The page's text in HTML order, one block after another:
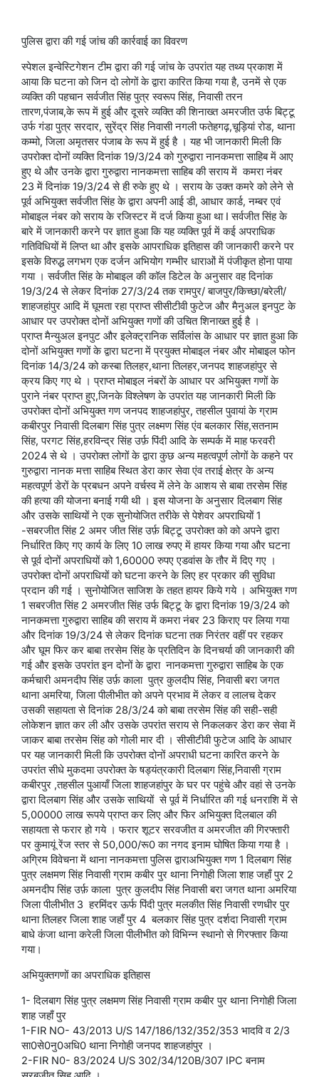
पुलिस द्वारा की गई जांच की कार्रवाई का विवरण
स्पेशल इन्वेस्टिगेशन टीम द्वारा की गई जांच के उपरांत यह तथ्य प्रकाश में
आया कि घटना को जिन दो लोगों के द्वारा कारित किया गया है, उनमें से एक
व्यक्ति की पहचान सर्वजीत सिंह पुत्र स्वरूप सिंह, निवासी तरन
तारण,पंजाब,के रूप में हुई और दूसरे व्यक्ति की शिनाख्त अमरजीत उर्फ बिट्टू
उर्फ गंडा पुत्र सरदार, सुरेंद्र सिंह निवासी नगली फतेहगढ़,चूड़ियां रोड, थाना
कम्मो, जिला अमृतसर पंजाब के रूप में हुई है । यह भी जानकारी मिली कि
उपरोक्त दोनों व्यक्ति दिनांक 19/3/24 को गुरुद्वारा नानकमत्ता साहिब में आए
हुए थे और उनके द्वारा गुरुद्वारा नानकमत्ता साहिब की सराय में कमरा नंबर
23 में दिनांक 19/3/24 से ही रुके हुए थे । सराय के उक्त कमरे को लेने से
पूर्व अभियुक्त सर्वजीत सिंह के द्वारा अपनी आई डी, आधार कार्ड, नम्बर एवं
मोबाइल नंबर को सराय के रजिस्टर में दर्ज किया हुआ था I सर्वजीत सिंह के
बारे में जानकारी करने पर ज्ञात हुआ कि यह व्यक्ति पूर्व में कई अपराधिक
गतिविधियों में लिप्त था और इसके आपराधिक इतिहास की जानकारी करने पर
इसके विरुद्ध लगभग एक दर्जन अभियोग गम्भीर धाराओं में पंजीकृत होना पाया
गया । सर्वजीत सिंह के मोबाइल की कॉल डिटेल के अनुसार वह दिनांक
19/3/24 से लेकर दिनांक 27/3/24 तक रामपुर/ बाजपुर/किच्छा/बरेली/
शाहजहांपुर आदि में घूमता रहा प्राप्त सीसीटीवी फुटेज और मैनुअल इनपुट के
आधार पर उपरोक्त दोनों अभियुक्त गणों की उचित शिनाख्त हुई है ।
प्राप्त मैन्युअल इनपुट और इलेक्ट्रानिक सर्विलांस के आधार पर ज्ञात हुआ कि
दोनों अभियुक्त गणों के द्वारा घटना में प्रयुक्त मोबाइल नंबर और मोबाइल फोन
दिनांक 14/3/24 को कस्बा तिलहर,थाना तिलहर,जनपद शाहजहांपुर से
क्रय किए गए थे । प्राप्त मोबाइल नंबरों के आधार पर अभियुक्त गणों के
पुराने नंबर प्राप्त हुए,जिनके विश्लेषण के उपरांत यह जानकारी मिली कि
उपरोक्त दोनों अभियुक्त गण जनपद शाहजहांपुर, तहसील पुवायां के ग्राम
कबीरपुर निवासी दिलबाग सिंह पुत्र लक्ष्मण सिंह एंव बलकार सिंह,सतनाम
सिंह, परगट सिंह,हरविन्द्र सिंह उर्फ़ पिंदी आदि के सम्पर्क में माह फरवरी
2024 से थे । उपरोक्त लोगों के द्वारा कुछ अन्य महत्वपूर्ण लोगों के कहने पर
गुरुद्वारा नानक मत्ता साहिब स्थित डेरा कार सेवा एंव तराई क्षेत्र के अन्य
महत्वपूर्ण डेरों के प्रबधन अपने वर्चस्व में लेने के आशय से बाबा तरसेम सिंह
की हत्या की योजना बनाई गयी थी । इस योजना के अनुसार दिलबाग सिंह
और उसके साथियों ने एक सुनोयोजित तरीके से पेशेवर अपराधियों 1
-सबरजीत सिंह 2 अमर जीत सिंह उर्फ़ बिट्टू उपरोक्त को को अपने द्वारा
निर्धारित किए गए कार्य के लिए 10 लाख रुपए में हायर किया गया और घटना
से पूर्व दोनों अपराधियों को 1,60000 रुपए एडवांस के तौर में दिए गए ।
उपरोक्त दोनों अपराधियों को घटना करने के लिए हर प्रकार की सुविधा
प्रदान की गई । सुनोयोजित साजिश के तहत हायर किये गये । अभियुक्त गण
1 सबरजीत सिंह 2 अमरजीत सिंह उर्फ बिट्टू के द्वारा दिनांक 19/3/24 को
नानकमत्ता गुरुद्वारा साहिब की सराय में कमरा नंबर 23 किराए पर लिया गया
और दिनांक 19/3/24 से लेकर दिनांक घटना तक निरंतर वहीं पर रहकर
और घूम फिर कर बाबा तरसेम सिंह के प्रतिदिन के दिनचर्या की जानकारी की
गई और इसके उपरांत इन दोनों के द्वारा नानकमत्ता गुरुद्वारा साहिब के एक
कर्मचारी अमनदीप सिंह उर्फ़ काला पुत्र कुलदीप सिंह, निवासी बरा जगत
थाना अमरिया, जिला पीलीभीत को अपने प्रभाव में लेकर व लालच देकर
उसकी सहायता से दिनांक 28/3/24 को बाबा तरसेम सिंह की सही-सही
लोकेशन ज्ञात कर ली और उसके उपरांत सराय से निकलकर डेरा कर सेवा में
जाकर बाबा तरसेम सिंह को गोली मार दी । सीसीटीवी फुटेज आदि के आधार
पर यह जानकारी मिली कि उपरोक्त दोनों अपराधी घटना कारित करने के
उपरांत सीधे मुकदमा उपरोक्त के षड्यंत्रकारी दिलबाग सिंह,निवासी ग्राम
कबीरपुर ,तहसील पुआयाँ जिला शाहजहांपुर के घर पर पहुंचे और वहां से उनके
द्वारा दिलबाग सिंह और उसके साथियों से पूर्व में निर्धारित की गई धनराशि में से
5,00000 लाख रूपये प्राप्त कर लिए और फिर अभियुक्त दिलबाल की
सहायता से फरार हो गये । फरार शूटर सरवजीत व अमरजीत की गिरफ्तारी
पर कुमायूं रेंज स्तर से 50,000/रू0 का नगद इनाम घोषित किया गया है ।
अग्रिम विवेचना में थाना नानकमत्ता पुलिस द्वाराअभियुक्त गण 1 दिलबाग सिंह
पुत्र लक्षमण सिंह निवासी ग्राम कबीर पुर थाना निगोही जिला शाह जहाँ पुर 2
अमनदीप सिंह उर्फ़ काला पुत्र कुलदीप सिंह निवासी बरा जगत थाना अमरिया
जिला पीलीभीत 3 हरमिंदर ऊर्फ पिंदी पुत्र मलकीत सिंह निवासी रणधीर पुर
थाना तिलहर जिला शाह जहाँ पुर 4 बलकार सिंह पुत्र दर्शदा निवासी ग्राम
बाधे कंजा थाना करेली जिला पीलीभीत को विभिन्न स्थानो से गिरफ्तार किया
गया।
अभियुक्तगणों का अपराधिक इतिहास
1- दिलबाग सिंह पुत्र लक्षमण सिंह निवासी ग्राम कबीर पुर थाना निगोही जिला
शाह जहाँ पुर
1-FIR NO- 43/2013 U/S 147/186/132/352/353 भादवि व 2/3
सा0से0नु0अधि0 थाना निगोही जनपद शाहजहांपुर ।
2-FIR N0- 83/2024 U/S 302/34/120B/307 IPC बनाम